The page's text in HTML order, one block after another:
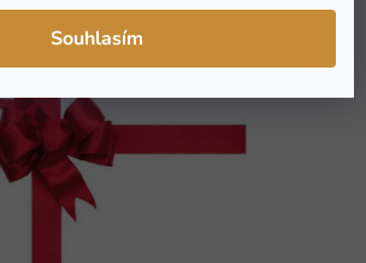
Souhlasím